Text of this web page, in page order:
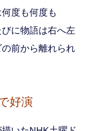
度も何度も
びに物語は右へ左
前から離れられ
好演